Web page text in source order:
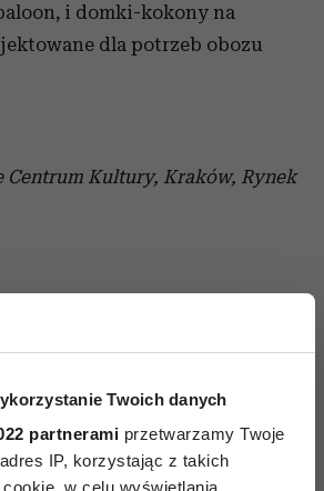
Twoich danych
partnerami przetwarzamy Twoje
IP, korzystając z takich
w celu wyświetlania
i domki-kokony na
dla potrzeb obozu
Centrum Kultury, Kraków, Rynek
AUTOPROMOCJA